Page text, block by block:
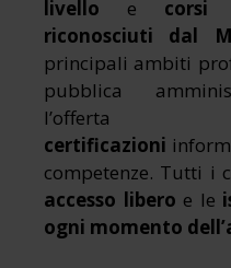
livello e corsi
riconosciuti dal
principali ambiti
pubblica
certificazioni
competenze. Tutti i
accesso libero e le
ogni momento